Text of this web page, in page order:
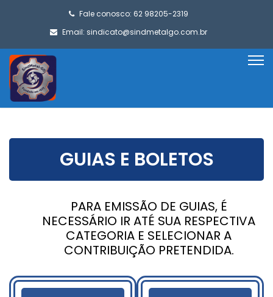
Fale conosco: 62 98205-2319
Email: sindicato@sindmetalgo.com.br
GUIAS E BOLETOS
PARA EMISSÃO DE GUIAS, É
NECESSÁRIO IR ATÉ SUA RESPECTIVA
CATEGORIA E SELECIONAR A
CONTRIBUIÇÃO PRETENDIDA.